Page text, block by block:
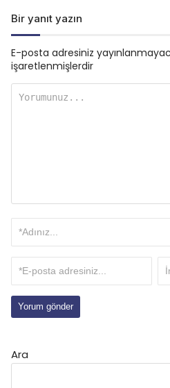
Bir yanıt yazın
E-posta adresiniz
işaretlenmişlerdir
Ara